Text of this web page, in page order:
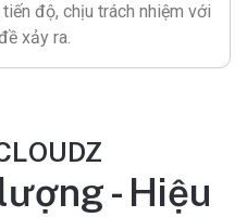
độ, chịu trách nhiệm với
xảy ra.
- Hiệu